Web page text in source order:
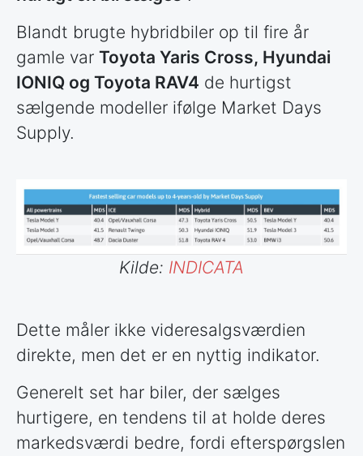
Blandt brugte hybridbiler op til fire år
gamle var Toyota Yaris Cross, Hyundai
IONIQ og Toyota RAV4 de hurtigst
sælgende modeller ifølge Market Days
Supply.
Kilde: INDICATA
Dette måler ikke videresalgsværdien
direkte, men det er en nyttig indikator.
Generelt set har biler, der sælges
hurtigere, en tendens til at holde deres
markedsværdi bedre, fordi efterspørgslen